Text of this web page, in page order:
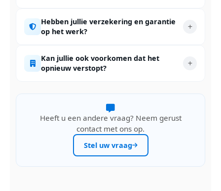
Hebben jullie verzekering en garantie
op het werk?
Kan jullie ook voorkomen dat het
opnieuw verstopt?
Heeft u een andere vraag? Neem gerust
contact met ons op.
Stel uw vraag